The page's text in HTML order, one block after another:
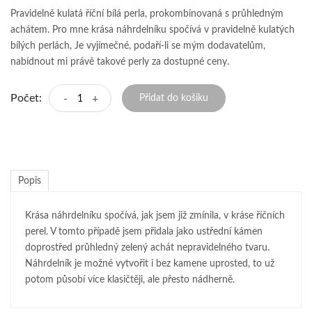
Pravidelně kulatá říční bílá perla, prokombinovaná s průhledným
achátem. Pro mne krása náhrdelníku spočívá v pravidelně kulatých
bílých perlách, Je vyjímečné, podaří-li se mým dodavatelům,
nabídnout mi právě takové perly za dostupné ceny.
Počet: - + Přidat do košíku
Popis
Krása náhrdelníku spočívá, jak jsem již zmínila, v kráse říčních
perel. V tomto případě jsem přidala jako ustřední kámen
doprostřed průhledný zelený achát nepravidelného tvaru.
Náhrdelník je možné vytvořit i bez kamene uprosted, to už
potom působí více klasičtěji, ale přesto nádherně.